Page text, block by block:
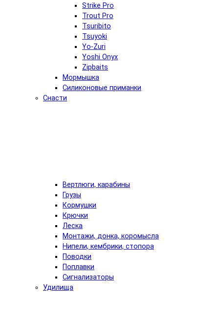
Strike Pro
Trout Pro
Tsuribito
Tsuyoki
Yo-Zuri
Yoshi Onyx
Zipbaits
Мормышка
Силиконовые приманки
Снасти
Вертлюги, карабины
Грузы
Кормушки
Крючки
Леска
Монтажи, донка, коромысла
Нипели, кембрики, стопора
Поводки
Поплавки
Сигнализаторы
Удилища